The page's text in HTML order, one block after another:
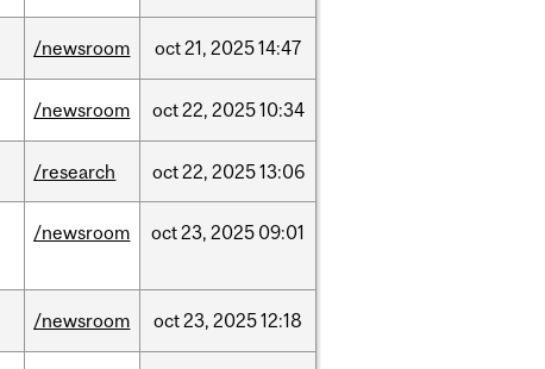
/newsroom oct21, 202514:47
/newsroom oct22, 202510:34
/research oct22, 202513:06
/newsroom oct23, 2025 09:01
/newsroom oct23, 202512:18